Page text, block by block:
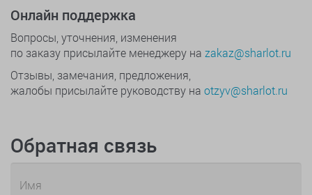
Онлайн поддержка
Вопросы, уточнения, изменения
по заказу присылайте менеджеру на zakaz@sharlot.ru
Отзывы, замечания, предложения,
жалобы присылайте руководству на otzyv@sharlot.ru
Обратная связь